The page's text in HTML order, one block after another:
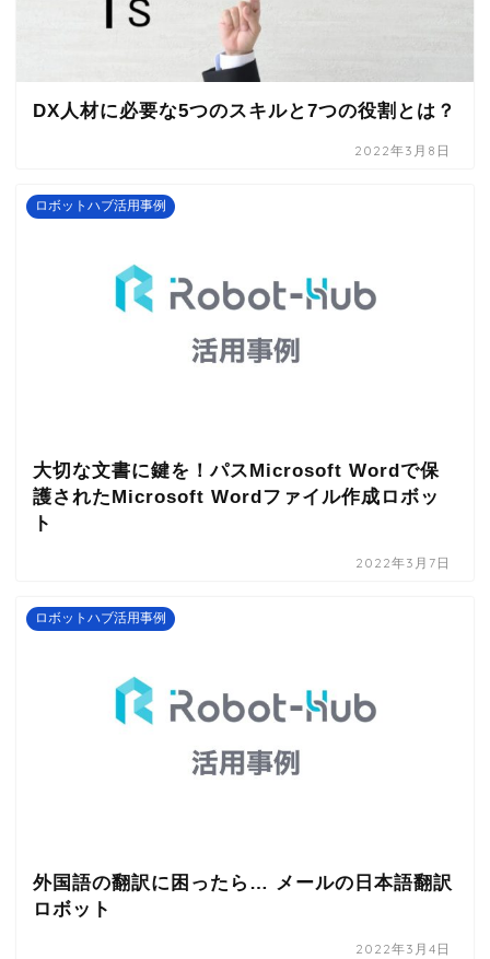
DX人材に必要な5つのスキルと7つの役割とは？
2022年3月8日
ロボットハブ活用事例
大切な文書に鍵を！パスMicrosoft Wordで保
護されたMicrosoft Wordファイル作成ロボッ
ト
2022年3月7日
ロボットハブ活用事例
外国語の翻訳に困ったら… メールの日本語翻訳
ロボット
2022年3月4日